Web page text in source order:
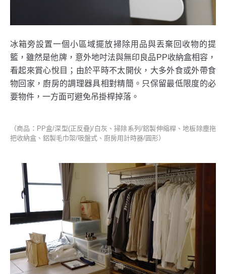
冰箱旁設置一個小區域擺放掃除用品與丟棄回收物的提
籃，雖然是他牌，意外地吋法與無印良品PP收納盒相容，
看起來賞心悅目；由於平時不太開伙，大多外食或外帶食
物回家，廚房的調理器具相對精簡。只保留最低限度的必
要物件，一方面可避免吊掛桿掉落。
（商品：PP盒/深型(正反疊)/白灰、掃除系列/鋁製伸縮桿、地板除塵拖
把收納盒、鋁製毛巾架/吸盤式、廚房用計時器/圓形）